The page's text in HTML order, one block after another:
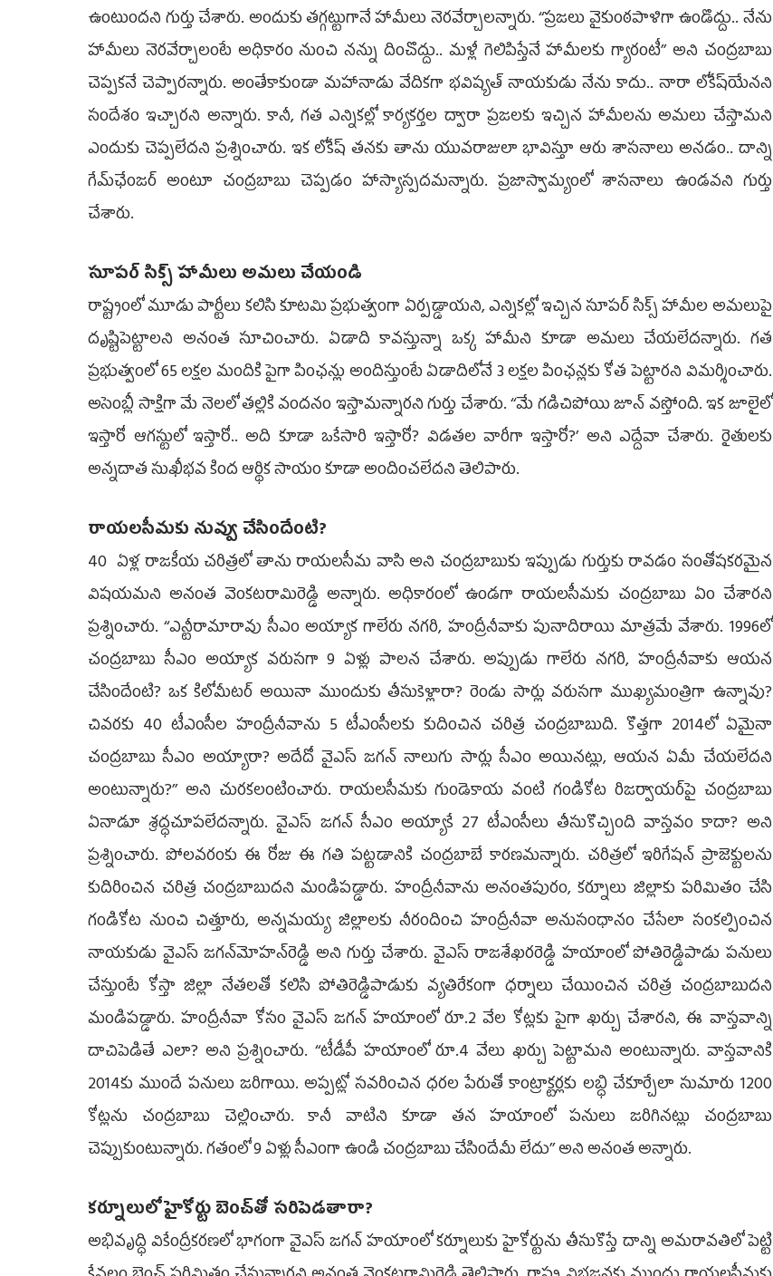
ఉంటుందని గుర్తు చేశారు. అందుకు తగ్గట్టుగానే హామీలు నెరవేర్చాలన్నారు. ‘‘ప్రజలు వైకుంఠపాళిగా ఉండొద్దు.. నేను
హామీలు నెరవేర్చాలంటే అధికారం నుంచి నన్ను దించొద్దు.. మళ్లీ గెలిపిస్తేనే హామీలకు గ్యారంటీ’’ అని చంద్రబాబు
చెప్పకనే చెప్పారన్నారు. అంతేకాకుండా మహానాడు వేదికగా భవిష్యత్‌ నాయకుడు నేను కాదు.. నారా లోకేష్‌యేనని
సందేశం ఇచ్చారని అన్నారు. కానీ, గత ఎన్నికల్లో కార్యకర్తల ద్వారా ప్రజలకు ఇచ్చిన హామీలను అమలు చేస్తామని
ఎందుకు చెప్పలేదని ప్రశ్నించారు. ఇక లోకేష్‌ తనకు తాను యువరాజులా భావిస్తూ ఆరు శాసనాలు అనడం.. దాన్ని
గేమ్‌ఛేంజర్‌ అంటూ చంద్రబాబు చెప్పడం హాస్యాస్పదమన్నారు. ప్రజాస్వామ్యంలో శాసనాలు ఉండవని గుర్తు
చేశారు.
సూపర్‌ సిక్స్‌ హామీలు అమలు చేయండి
రాష్ట్రంలో మూడు పార్టీలు కలిసి కూటమి ప్రభుత్వంగా ఏర్పడ్డాయని, ఎన్నికల్లో ఇచ్చిన సూపర్‌ సిక్స్‌ హామీల అమలుపై
దృష్టిపెట్టాలని అనంత సూచించారు. ఏడాది కావస్తున్నా ఒక్క హామీని కూడా అమలు చేయలేదన్నారు. గత
ప్రభుత్వంలో 65 లక్షల మందికి పైగా పింఛన్లు అందిస్తుంటే ఏడాదిలోనే 3 లక్షల పింఛన్లకు కోత పెట్టారని విమర్శించారు.
అసెంబ్లీ సాక్షిగా మే నెలలో తల్లికి వందనం ఇస్తామన్నారని గుర్తు చేశారు. ‘‘మే గడిచిపోయి జూన్‌ వస్తోంది. ఇక జూలైలో
ఇస్తారో ఆగస్టులో ఇస్తారో.. అది కూడా ఒకేసారి ఇస్తారో? విడతల వారీగా ఇస్తారో?’ అని ఎద్దేవా చేశారు. రైతులకు
అన్నదాత సుఖీభవ కింద ఆర్థిక సాయం కూడా అందించలేదని తెలిపారు.
రాయలసీమకు నువ్వు చేసిందేంటి?
40 ఏళ్ల రాజకీయ చరిత్రలో తాను రాయలసీమ వాసి అని చంద్రబాబుకు ఇప్పుడు గుర్తుకు రావడం సంతోషకరమైన
విషయమని అనంత వెంకటరామిరెడ్డి అన్నారు. అధికారంలో ఉండగా రాయలసీమకు చంద్రబాబు ఏం చేశారని
ప్రశ్నించారు. ‘‘ఎన్టీరామారావు సీఎం అయ్యాక గాలేరు నగరి, హంద్రీనీవాకు పునాదిరాయి మాత్రమే వేశారు. 1996లో
చంద్రబాబు సీఎం అయ్యాక వరుసగా 9 ఏళ్లు పాలన చేశారు. అప్పుడు గాలేరు నగరి, హంద్రీనీవాకు ఆయన
చేసిందేంటి? ఒక కిలోమీటర్‌ అయినా ముందుకు తీసుకెళ్లారా? రెండు సార్లు వరుసగా ముఖ్యమంత్రిగా ఉన్నావు?
చివరకు 40 టీఎంసీల హంద్రీనీవాను 5 టీఎంసీలకు కుదించిన చరిత్ర చంద్రబాబుది. కొత్తగా 2014లో ఏమైనా
చంద్రబాబు సీఎం అయ్యారా? అదేదో వైఎస్‌ జగన్‌ నాలుగు సార్లు సీఎం అయినట్లు, ఆయన ఏమీ చేయలేదని
అంటున్నారు?’’ అని చురకలంటించారు. రాయలసీమకు గుండెకాయ వంటి గండికోట రిజర్వాయర్‌పై చంద్రబాబు
ఏనాడూ శ్రద్ధచూపలేదన్నారు. వైఎస్‌ జగన్‌ సీఎం అయ్యాకే 27 టీఎంసీలు తీసుకొచ్చింది వాస్తవం కాదా? అని
ప్రశ్నించారు. పోలవరంకు ఈ రోజు ఈ గతి పట్టడానికి చంద్రబాబే కారణమన్నారు. చరిత్రలో ఇరిగేషన్‌ ప్రాజెక్టులను
కుదిరించిన చరిత్ర చంద్రబాబుదని మండిపడ్డారు. హంద్రీనీవాను అనంతపురం, కర్నూలు జిల్లాకు పరిమితం చేసి
గండికోట నుంచి చిత్తూరు, అన్నమయ్య జిల్లాలకు నీరందించి హంద్రీనీవా అనుసంధానం చేసేలా సంకల్పించిన
నాయకుడు వైఎస్‌ జగన్‌మోహన్‌రెడ్డి అని గుర్తు చేశారు. వైఎస్‌ రాజశేఖరరెడ్డి హయాంలో పోతిరెడ్డిపాడు పనులు
చేస్తుంటే కోస్తా జిల్లా నేతలతో కలిసి పోతిరెడ్డిపాడుకు వ్యతిరేకంగా ధర్నాలు చేయించిన చరిత్ర చంద్రబాబుదని
మండిపడ్డారు. హంద్రీనీవా కోసం వైఎస్‌ జగన్‌ హయాంలో రూ.2 వేల కోట్లకు పైగా ఖర్చు చేశారని, ఈ వాస్తవాన్ని
దాచిపెడితే ఎలా? అని ప్రశ్నించారు. ‘‘టీడీపీ హయాంలో రూ.4 వేలు ఖర్చు పెట్టామని అంటున్నారు. వాస్తవానికి
2014కు ముందే పనులు జరిగాయి. అప్పట్లో సవరించిన ధరల పేరుతో కాంట్రాక్టర్లకు లబ్ధి చేకూర్చేలా సుమారు 1200
కోట్లను చంద్రబాబు చెల్లించారు. కానీ వాటిని కూడా తన హయాంలో పనులు జరిగినట్లు చంద్రబాబు
చెప్పుకుంటున్నారు. గతంలో 9 ఏళ్లు సీఎంగా ఉండి చంద్రబాబు చేసిందేమీ లేదు’’ అని అనంత అన్నారు.
కర్నూలులో హైకోర్టు బెంచ్‌తో సరిపెడతారా?
అభివృద్ధి వికేంద్రీకరణలో భాగంగా వైఎస్‌ జగన్‌ హయాంలో కర్నూలుకు హైకోర్టును తీసుకొస్తే దాన్ని అమరావతిలో పెట్టి